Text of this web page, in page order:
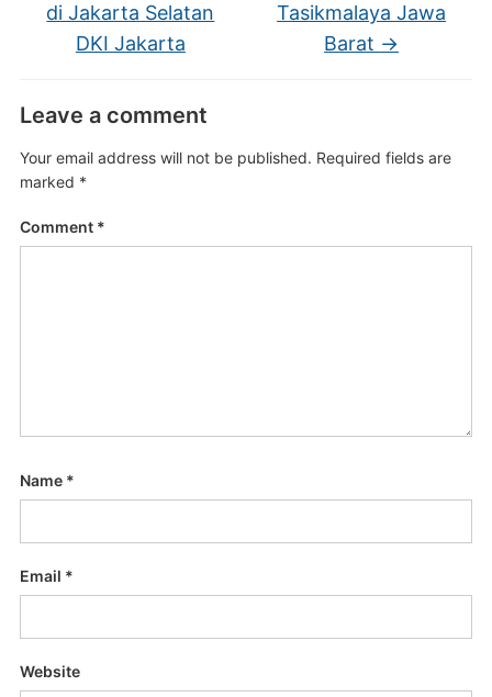
di Jakarta Selatan
DKI Jakarta
Tasikmalaya Jawa
Barat →
Leave a comment
Your email address will not be published. Required fields are
marked *
Comment *
Name *
Email *
Website